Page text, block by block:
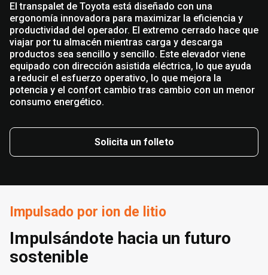
El transpalet de Toyota está diseñado con una
ergonomía innovadora para maximizar la eficiencia y
productividad del operador. El extremo cerrado hace que
viajar por tu almacén mientras carga y descarga
productos sea sencillo y sencillo. Este elevador viene
equipado con dirección asistida eléctrica, lo que ayuda
a reducir el esfuerzo operativo, lo que mejora la
potencia y el confort cambio tras cambio con un menor
consumo energético.
Solicita un folleto
Impulsado por ion de litio
Impulsándote hacia un futuro
sostenible